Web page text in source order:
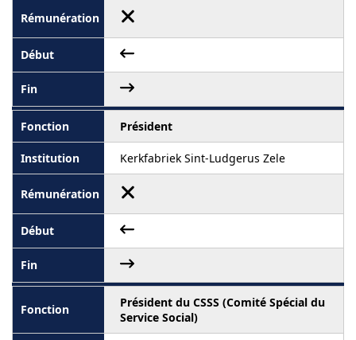
Président
Kerkfabriek Sint-Ludgerus Zele
Président du CSSS (Comité Spécial du
Service Social)